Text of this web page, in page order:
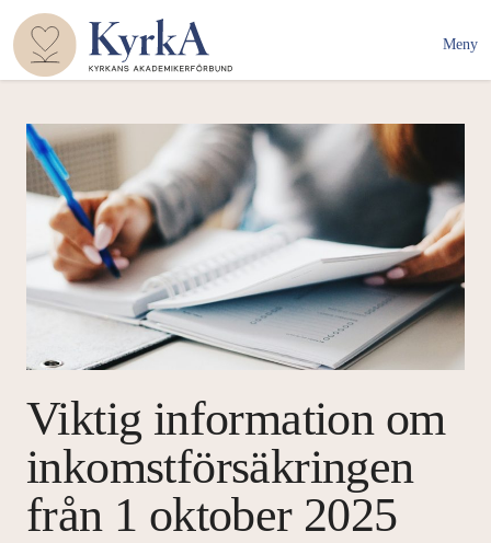
Meny
Viktig information om
inkomstförsäkringen
från 1 oktober 2025